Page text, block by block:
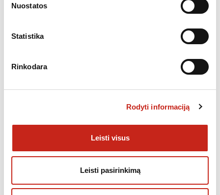
Nuostatos
Statistika
Rinkodara
Rodyti informaciją
Leisti visus
Leisti pasirinkimą
ŠALDYTUVAI, ŠALDIKLIAI,
PANAŠŪS PRODUKTAI